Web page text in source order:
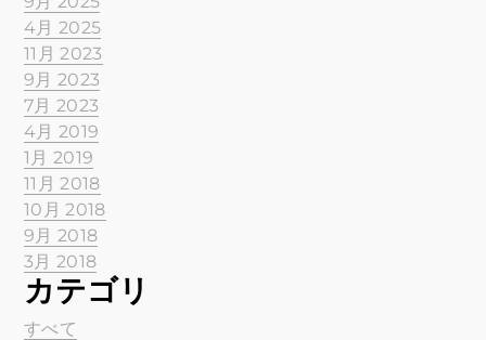
4月 2025
11月 2023
9月 2023
7月 2023
4月 2019
1月 2019
11月 2018
10月 2018
9月 2018
3月 2018
カテゴリ
すべて